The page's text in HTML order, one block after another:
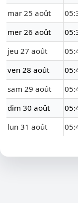
mar 25 août
mer 26 août
jeu 27 août
ven 28 août
sam 29 août
dim 30 août
lun 31 août